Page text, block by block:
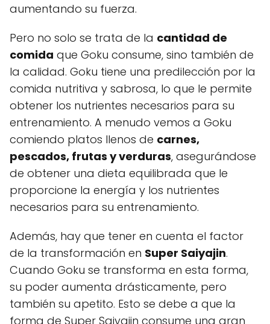
aumentando su fuerza.
Pero no solo se trata de la cantidad de
comida que Goku consume, sino también de
la calidad. Goku tiene una predilección por la
comida nutritiva y sabrosa, lo que le permite
obtener los nutrientes necesarios para su
entrenamiento. A menudo vemos a Goku
comiendo platos llenos de carnes,
pescados, frutas y verduras, asegurándose
de obtener una dieta equilibrada que le
proporcione la energía y los nutrientes
necesarios para su entrenamiento.
Además, hay que tener en cuenta el factor
de la transformación en Super Saiyajin.
Cuando Goku se transforma en esta forma,
su poder aumenta drásticamente, pero
también su apetito. Esto se debe a que la
forma de Super Saiyajin consume una gran